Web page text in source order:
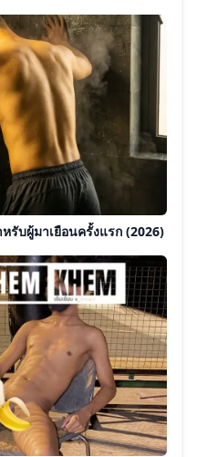
รับผู้มาเยือนครั้งแรก (2026)